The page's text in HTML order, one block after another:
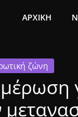
ΑΡΧΙΚΗ
ζώνη